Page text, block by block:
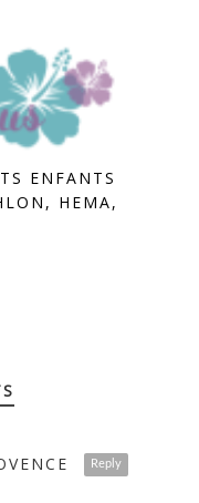
ENFANTS
HEMA,
Reply